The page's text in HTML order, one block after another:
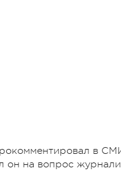
в
он на вопрос